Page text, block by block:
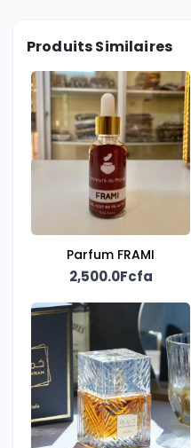
Produits Similaires
Parfum FRAMI
2,500.0Fcfa